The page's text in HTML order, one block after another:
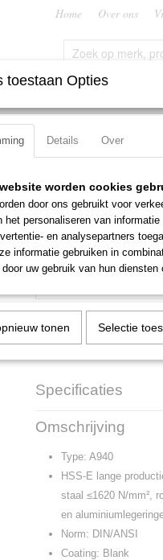
Home Over ons
A940
€ 17,28
Maat
Specificaties
Productcode
Omschrijving
Type: A940
HSS-E lange
staal ≤1620 N/mm²,
en
Norm: DIN/ANSI
Coating: Blank
toestaan Opties
Details Over
worden cookies
door ons gebruikt voor
het personaliseren van
en analysepartners
informatie gebruiken in
uw gebruik van hun
tonen Selectie